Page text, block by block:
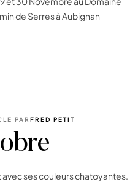
de Serres à Aubignan
PAR FRED PETIT
ses couleurs chatoyantes.